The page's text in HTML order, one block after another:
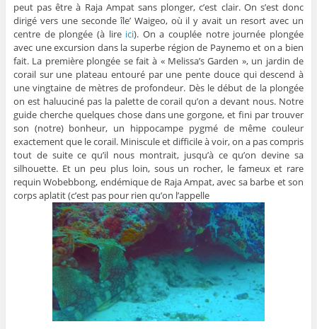
peut pas être à Raja Ampat sans plonger, c’est clair. On s’est donc
dirigé vers une seconde île’ Waigeo, où il y avait un resort avec un
centre de plongée (à lire ici). On a couplée notre journée plongée
avec une excursion dans la superbe région de Paynemo et on a bien
fait. La première plongée se fait à « Melissa’s Garden », un jardin de
corail sur une plateau entouré par une pente douce qui descend à
une vingtaine de mètres de profondeur. Dès le début de la plongée
on est haluuciné pas la palette de corail qu’on a devant nous. Notre
guide cherche quelques chose dans une gorgone, et fini par trouver
son (notre) bonheur, un hippocampe pygmé de même couleur
exactement que le corail. Miniscule et difficile à voir, on a pas compris
tout de suite ce qu’il nous montrait, jusqu’à ce qu’on devine sa
silhouette. Et un peu plus loin, sous un rocher, le fameux et rare
requin Wobebbong, endémique de Raja Ampat, avec sa barbe et son
corps aplatit (c’est pas pour rien qu’on l’appelle